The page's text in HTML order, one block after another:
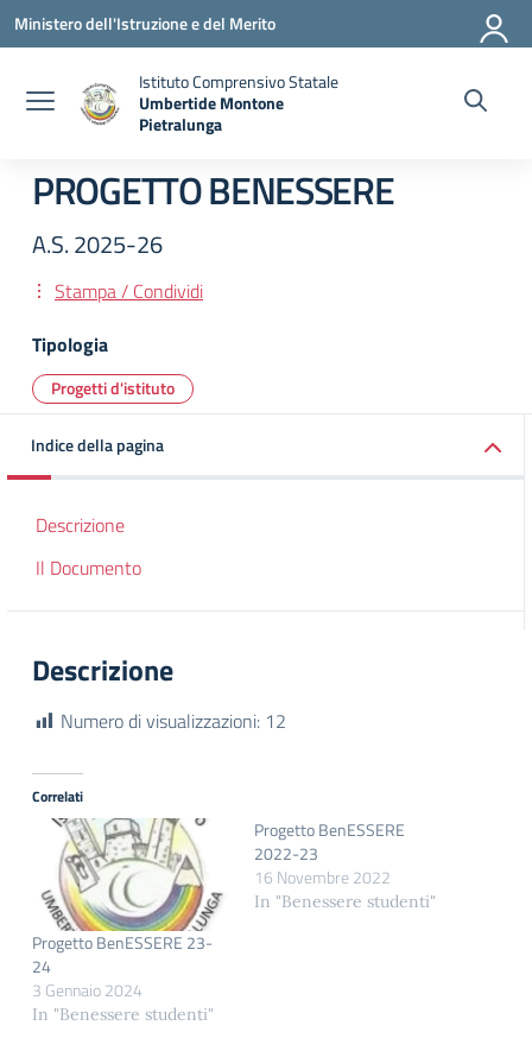
Vai ai contenuti
Vai al menu di navigazione
Vai al footer
Ministero dell'Istruzione e del Merito
Istituto Comprensivo Statale
Umbertide Montone
Pietralunga
PROGETTO BENESSERE
A.S. 2025-26
Stampa / Condividi
Tipologia
Progetti d'istituto
Indice della pagina
Descrizione
Il Documento
Descrizione
Numero di visualizzazioni: 12
Correlati
Progetto BenESSERE 23-
24
3 Gennaio 2024
In "Benessere studenti"
Progetto BenESSERE
2022-23
16 Novembre 2022
In "Benessere studenti"